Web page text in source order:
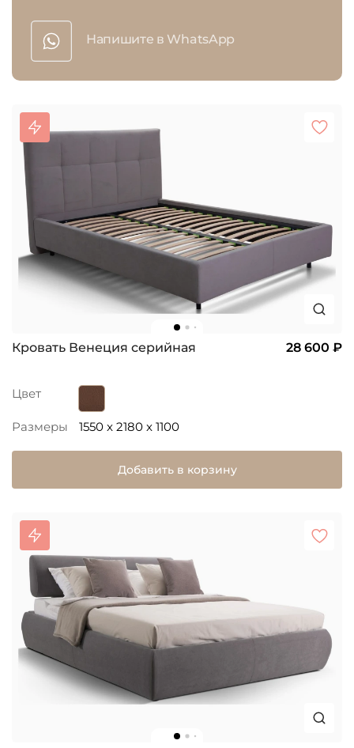
Напишите в WhatsApp
Кровать Венеция серийная 28 600 ₽
Цвет
Размеры 1550 x 2180 x 1100
Добавить в корзину